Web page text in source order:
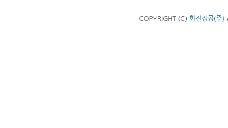
COPYRIGHT (C)화진정공(주)